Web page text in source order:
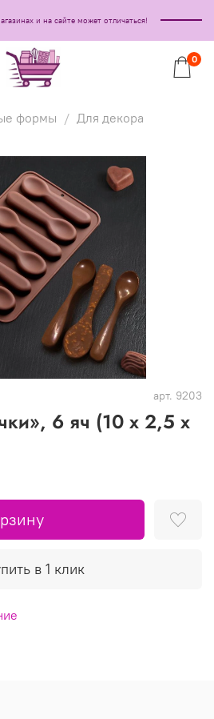
и на сайте может отличаться!
0
формы Для декора
арт. 9203
6 яч (10 х 2,5 х
в 1 клик